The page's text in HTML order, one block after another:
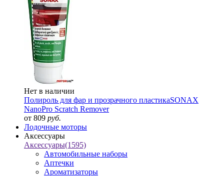
Нет в наличии
Полироль для фар и прозрачного пластикаSONAX
NanoPro Scratch Remover
от 809 руб.
Лодочные моторы
Аксессуары
Аксессуары(1595)
Автомобильные наборы
Аптечки
Ароматизаторы